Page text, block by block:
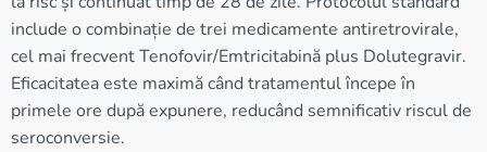
include o combinație de trei medicamente antiretrovirale,
cel mai frecvent Tenofovir/Emtricitabină plus Dolutegravir.
Eficacitatea este maximă când tratamentul începe în
primele ore după expunere, reducând semnificativ riscul de
seroconversie.